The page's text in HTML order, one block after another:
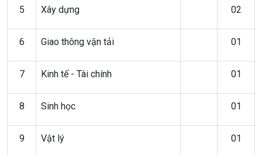
5 Xây dựng 02
6 Giao thông vận tải 01
7 Kinh tế - Tài chính 01
8 Sinh học 01
9 Vật lý 01